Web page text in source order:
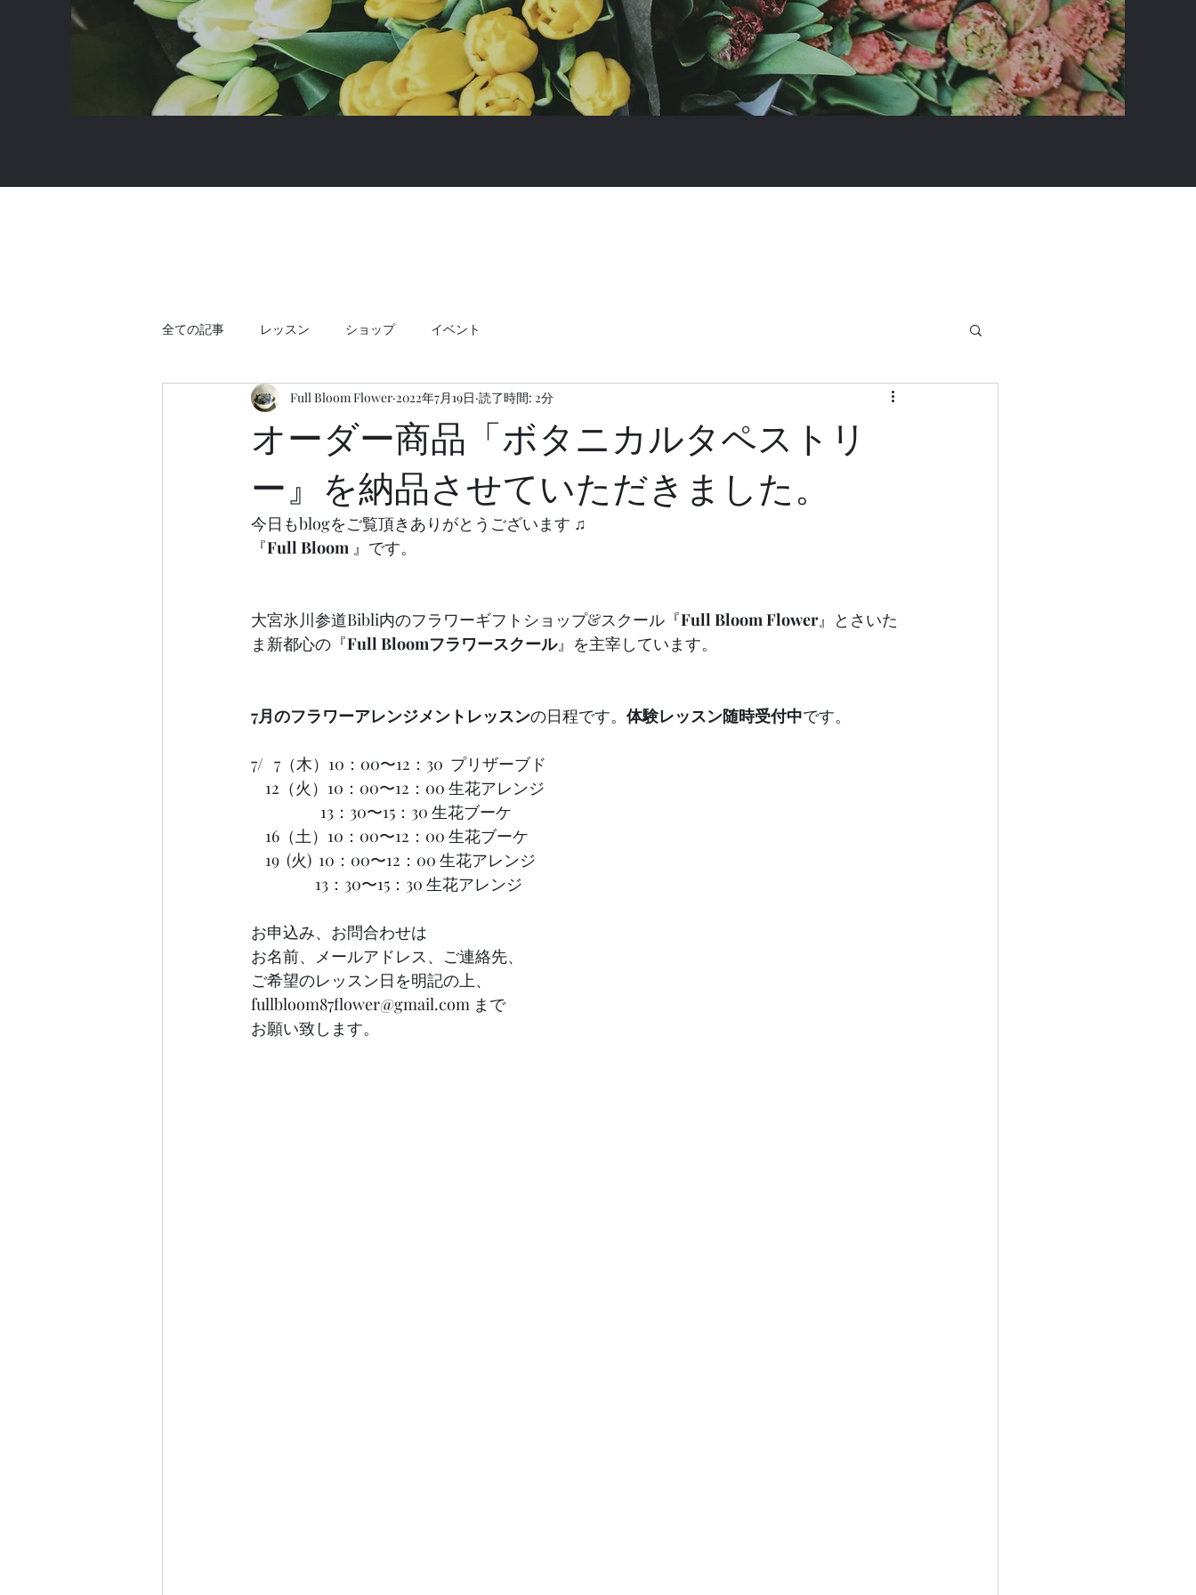
全ての記事 レッスン ショップ イベント
オーダー商品「ボタニカルタペストリ
ー』を納品させていただきました。
Full Bloom Flower 2022年7月19日 読了時間: 2分
今日もblogをご覧頂きありがとうございます ♫
『Full Bloom 』です。
大宮氷川参道Bibli内のフラワーギフトショップ&スクール『Full Bloom Flower』とさいた
ま新都心の『Full Bloomフラワースクール』を主宰しています。
7月のフラワーアレンジメントレッスンの日程です。 体験レッスン随時受付中です。
7/   7（木）10：00〜12：30  プリザーブド
12（火）10：00〜12：00 生花アレンジ
13：30〜15：30 生花ブーケ
16（土）10：00〜12：00 生花ブーケ
19  (火)  10：00〜12：00 生花アレンジ
13：30〜15：30 生花アレンジ
お申込み、お問合わせは
お名前、メールアドレス、ご連絡先、
ご希望のレッスン日を明記の上、
fullbloom87flower@gmail.com まで
お願い致します。